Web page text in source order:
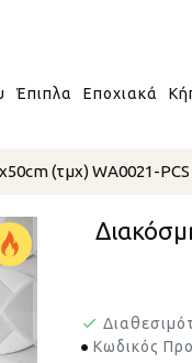
Έπιπλα Εποχιακά
(τμχ) WA0021-PCS
Κωδικός